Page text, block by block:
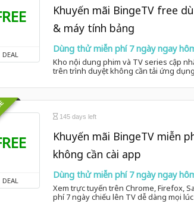
DEAL
Khuyến mãi BingeTV free
& máy tính bảng
Dùng thử miễn phí 7 ngày ngay
Kho nội dung phim và TV series cập
trên trình duyệt không cần tải ứng dụng
DEAL
145 days left
Khuyến mãi BingeTV miễn
không cần cài app
Dùng thử miễn phí 7 ngày ngay
Xem trực tuyến trên Chrome, Firefox,
phí 7 ngày chiếu lên TV dễ dàng mọi